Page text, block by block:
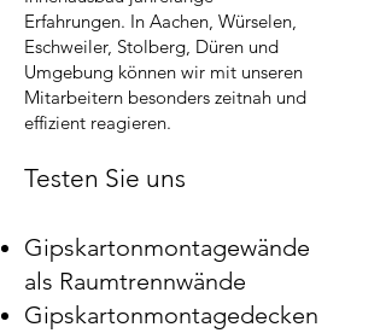
Erfahrungen. In Aachen, Würselen,
Eschweiler, Stolberg, Düren und
Umgebung können wir mit unseren
Mitarbeitern besonders zeitnah und
effizient reagieren.
Testen Sie uns
Gipskartonmontagewände
als Raumtrennwände
Gipskartonmontagedecken